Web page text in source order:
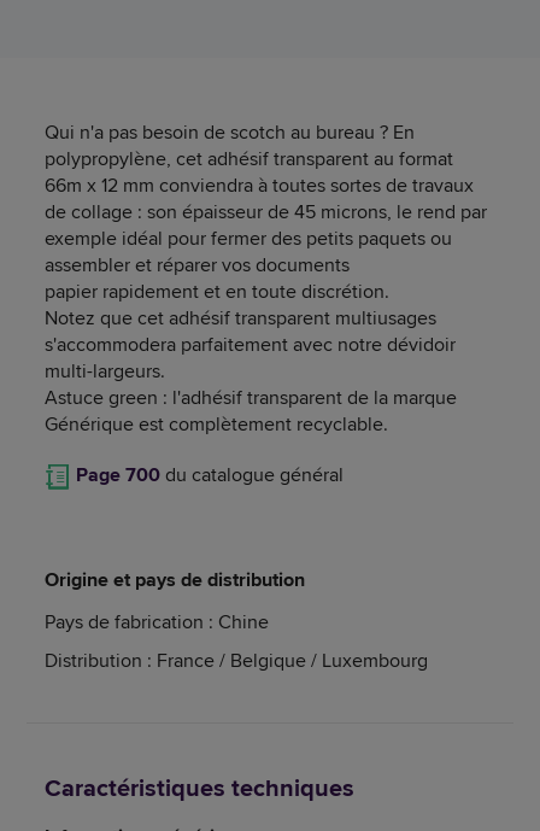
Qui n'a pas besoin de scotch au bureau ? En
polypropylène, cet adhésif transparent au format
66m x 12 mm conviendra à toutes sortes de travaux
de collage : son épaisseur de 45 microns, le rend par
exemple idéal pour fermer des petits paquets ou
assembler et réparer vos documents
papier rapidement et en toute discrétion.
Notez que cet adhésif transparent multiusages
s'accommodera parfaitement avec notre dévidoir
multi-largeurs.
Astuce green : l'adhésif transparent de la marque
Générique est complètement recyclable.
Page 700 du catalogue général
Origine et pays de distribution
Pays de fabrication : Chine
Distribution : France / Belgique / Luxembourg
Caractéristiques techniques